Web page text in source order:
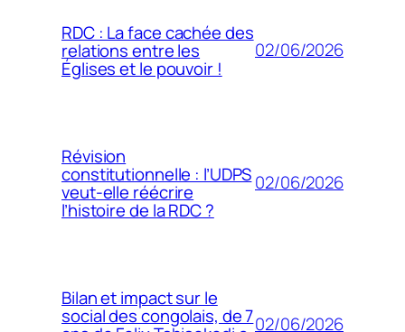
RDC : La face cachée des
relations entre les
Églises et le pouvoir !
02/06/2026
Révision
constitutionnelle : l’UDPS
veut-elle réécrire
l’histoire de la RDC ?
02/06/2026
Bilan et impact sur le
social des congolais, de 702/06/2026